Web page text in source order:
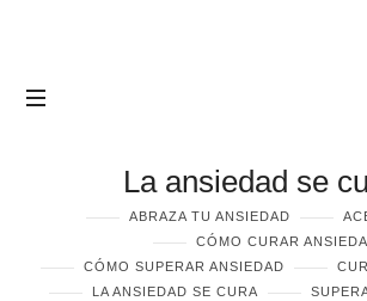
La ansiedad se
ABRAZA TU ANSIEDAD
CÓMO CURAR
CÓMO SUPERAR ANSIEDAD
LA ANSIEDAD SE CURA